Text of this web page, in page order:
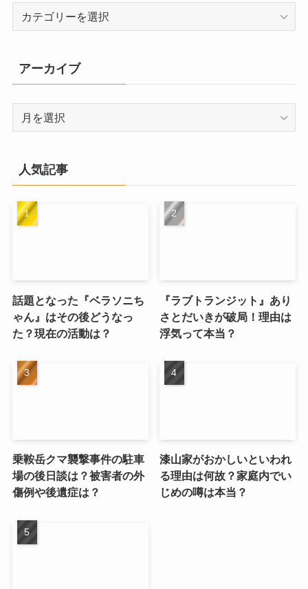
リ
ー
アーカイブ
ブ
人気記事
話題となった『ベラソニち
ゃん』はその後どうなっ
た？現在の活動は？
『ラブトランジット』あり
さとだいきが破局！理由は
浮気って本当？
乗鞍岳クマ襲撃事件の駐車
場の後日談は？被害者の外
傷例や後遺症は？
漆山家がおかしいといわれ
る理由は何故？家庭内でい
じめの噂は本当？